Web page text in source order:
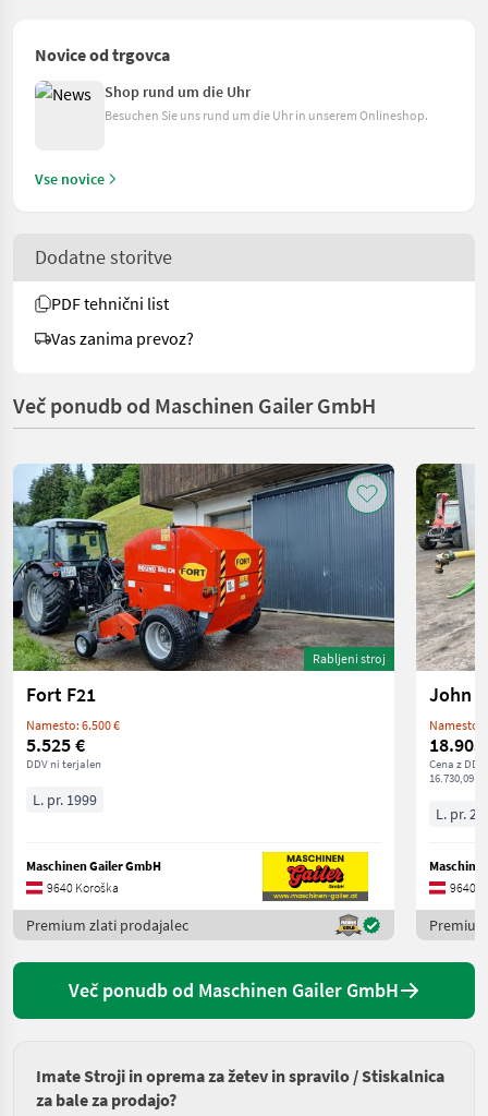
Novice od trgovca
Shop rund um die Uhr
Besuchen Sie uns rund um die Uhr in unserem Onlineshop.
Vse novice
Dodatne storitve
PDF tehnični list
Vas zanima prevoz?
Več ponudb od Maschinen Gailer GmbH
Rabljeni stroj
Fort F21
Namesto: 6.500 €
5.525 €
DDV ni terjalen
L. pr. 1999
Maschinen Gailer GmbH
9640 Koroška
Premium zlati prodajalec
John
Namesto:
18.905
Cena z
16.730,09 €
L. pr.
9640
Več ponudb od Maschinen Gailer GmbH
Imate Stroji in oprema za žetev in spravilo / Stiskalnica
za bale za prodajo?